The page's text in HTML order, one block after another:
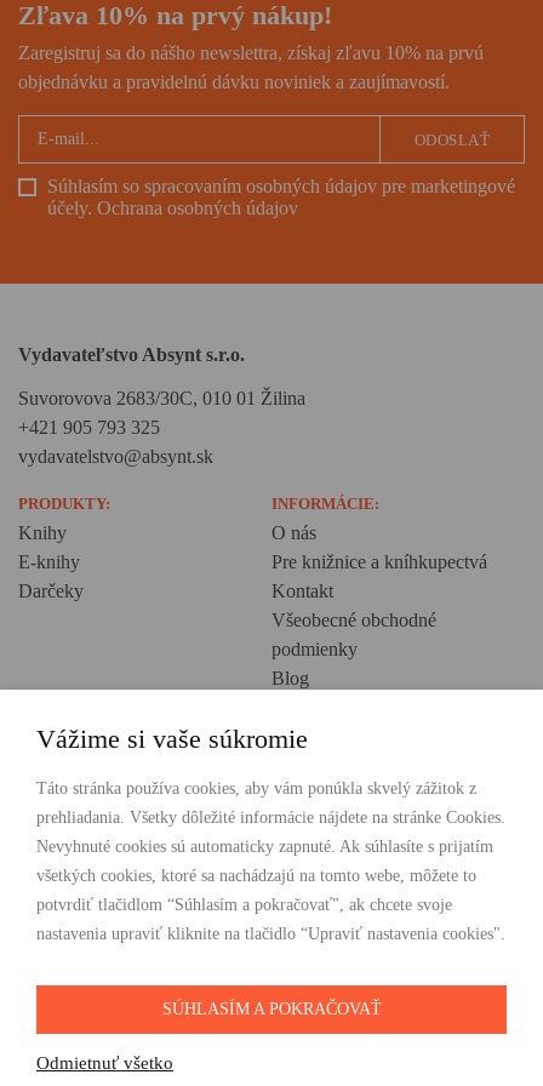
Zľava 10% na prvý nákup!
Zaregistruj sa do nášho newslettra, získaj zľavu 10% na prvú
objednávku a pravidelnú dávku noviniek a zaujímavostí.
Súhlasím so spracovaním osobných údajov pre marketingové
účely. Ochrana osobných údajov
ODOSLAŤ
Vydavateľstvo Absynt s.r.o.
Suvorovova 2683/30C, 010 01 Žilina
+421 905 793 325
vydavatelstvo@absynt.sk
PRODUKTY:
Knihy
E-knihy
Darčeky
INFORMÁCIE:
O nás
Pre knižnice a kníhkupectvá
Kontakt
Všeobecné obchodné
podmienky
Blog
Creative Europe
POHODLNÉ NAKUPOVANIE
Odosielame ihneď nasledujúci pracovný deň
Doprava zdarma už od 49 €
SLEDUJTE NÁS
Vážime si vaše súkromie
Táto stránka používa cookies, aby vám ponúkla skvelý zážitok z
prehliadania. Všetky dôležité informácie nájdete na stránke Cookies.
Nevyhnuté cookies sú automaticky zapnuté. Ak súhlasíte s prijatím
všetkých cookies, ktoré sa nachádzajú na tomto webe, môžete to
potvrdiť tlačidlom “Súhlasím a pokračovať", ak chcete svoje
nastavenia upraviť kliknite na tlačidlo “Upraviť nastavenia cookies".
SÚHLASÍM A POKRAČOVAŤ
Odmietnuť všetko